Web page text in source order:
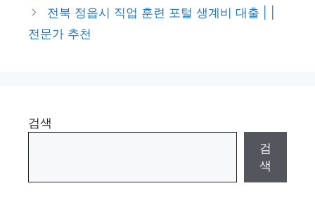
전북 정읍시 직업 훈련 포털 생계비 대출 | |
전문가 추천
검색
검
색